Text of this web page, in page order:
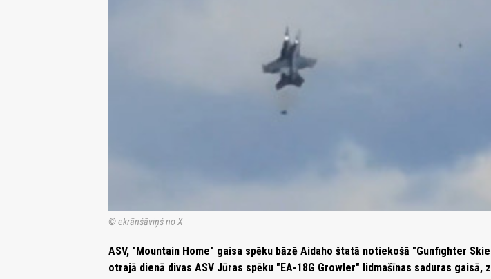
© ekrānšāviņš no X
ASV, "Mountain Home" gaisa spēku bāzē Aidaho štatā notiekošā "Gunfighter
otrajā dienā divas ASV Jūras spēku "EA-18G Growler" lidmašīnas saduras gaisā,